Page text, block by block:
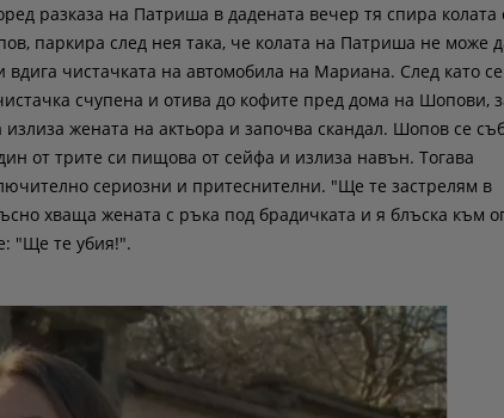
разказа на Патриша в дадената вечер тя спира колата
паркира след нея така, че колата на Патриша не може
чистачката на автомобила на Мариана. След като се
счупена и отива до кофите пред дома на Шопови,
жената на актьора и започва скандал. Шопов се
от трите си пищова от сейфа и излиза навън. Тогава
сериозни и притеснителни. "Ще те застрелям в
хваща жената с ръка под брадичката и я блъска към
"Ще те убия!".